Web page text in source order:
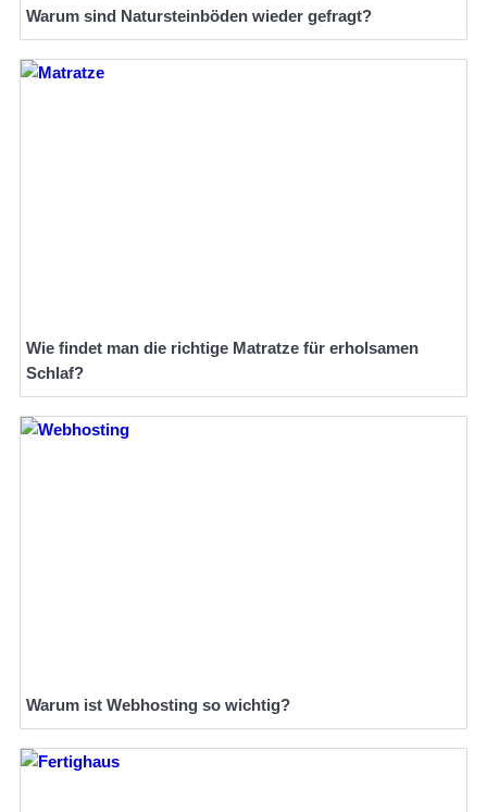
Warum sind Natursteinböden wieder gefragt?
Wie findet man die richtige Matratze für erholsamen
Schlaf?
Warum ist Webhosting so wichtig?